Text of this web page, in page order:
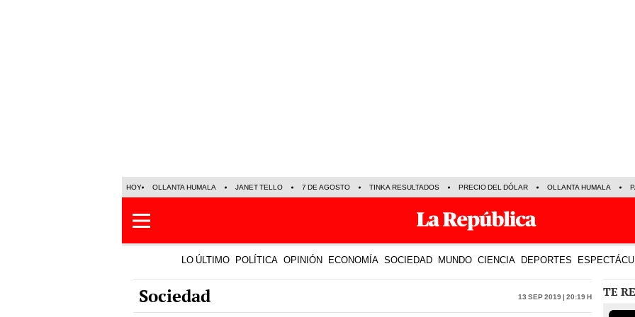
HOY OLLANTA HUMALA JANET TELLO 7 DE AGOSTO TINKA RESULTADOS PRECIO DEL DÓLAR OLLANTA HUMALA
LO ÚLTIMO POLÍTICA OPINIÓN ECONOMÍA SOCIEDAD MUNDO CIENCIA DEPORTES
Sociedad 13 Sep 2019 | 20:19 h TE